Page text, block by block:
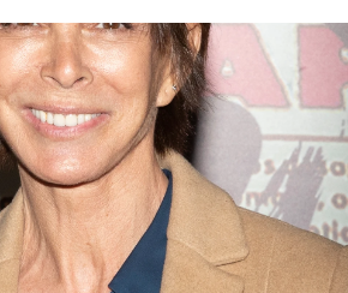
de septiembre de 2022, 12:41